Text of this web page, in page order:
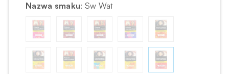
Nazwa smaku: Sw Wat